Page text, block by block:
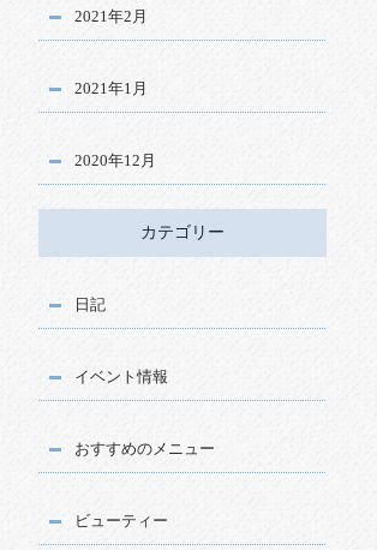
2021年2月
2021年1月
2020年12月
カテゴリー
日記
イベント情報
おすすめのメニュー
ビューティー